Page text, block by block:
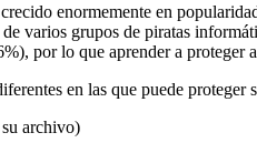
enormemente en
varios grupos de piratas
por lo que aprender a proteger
en las que puede proteger
archivo)